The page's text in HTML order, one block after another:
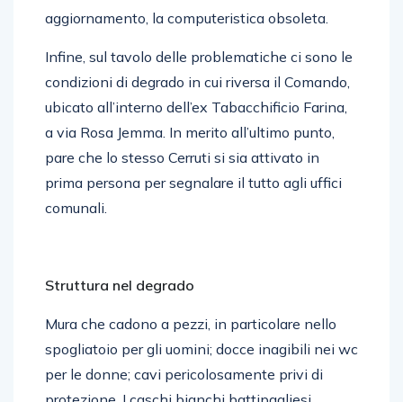
aggiornamento, la computeristica obsoleta.
Infine, sul tavolo delle problematiche ci sono le
condizioni di degrado in cui riversa il Comando,
ubicato all’interno dell’ex Tabacchificio Farina,
a via Rosa Jemma. In merito all’ultimo punto,
pare che lo stesso Cerruti si sia attivato in
prima persona per segnalare il tutto agli uffici
comunali.
Struttura nel degrado
Mura che cadono a pezzi, in particolare nello
spogliatoio per gli uomini; docce inagibili nei wc
per le donne; cavi pericolosamente privi di